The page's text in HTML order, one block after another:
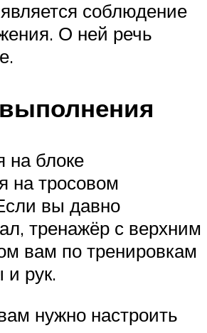
соблюдение
О ней речь
на блоке
на тросовом
вы давно
тренажёр с верхним
вам по тренировкам
рук.
нужно настроить